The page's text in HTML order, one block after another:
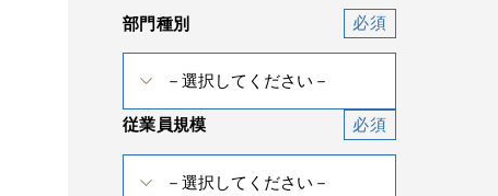
部門種別
従業員規模